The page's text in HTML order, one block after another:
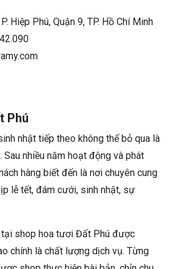
Hiệp Phú, Quận 9, TP. Hồ Chí Minh
Phú
nhật tiếp theo không thể bỏ qua là
nhiều năm hoạt động và phát
hàng biết đến là nơi chuyên cung
lễ tết, đám cưới, sinh nhật, sự
shop hoa tươi Đất Phú được
chính là chất lượng dịch vụ. Từng